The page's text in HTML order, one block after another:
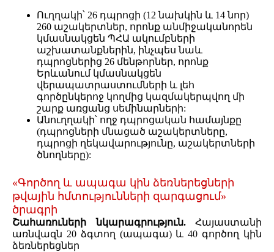
Ուղղակի՝ 26 դպրոցի (12 նախկին և 14 նոր)
260 աշակերտներ, որոնք անմիջականորեն
կմասնակցեն ՊՀԱ ակումբների
աշխատանքներին, ինչպես նաև
դպրոցներից 26 մենթորներ, որոնք
Երևանում կմասնակցեն
վերապատրաստումների և լեհ
գործընկերոջ կողմից կազմակերպվող մի
շարք առցանց սեմինարների:
Անուղղակի՝ ողջ դպրոցական համայնքը
(դպրոցների մնացած աշակերտները,
դպրոցի ղեկավարությունը, աշակերտների
ծնողները):
«Գործող և ապագա կին ձեռներեցների
թվային հմտությունների զարգացում»
ծրագրի
Շահառուների նկարագրություն.Հայաստանի
առնվազն 20 ձգտող (ապագա) և 40 գործող կին
ձեռներեցներ